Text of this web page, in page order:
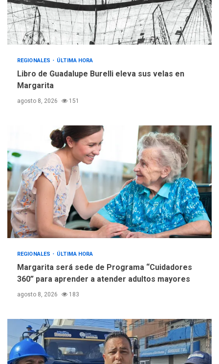
3
adquiridas en un año de
gestión
4
REGIONALES ÚLTIMA HORA
«Juan Bautista Arismendi» a
la altura de Macho Muerto
trabajan en diplomado para
creación y manejo de
estadísticas de turismo
REGIONALES ÚLTIMA HORA
Libro de Guadalupe Burelli eleva sus velas en
Margarita
agosto 8, 2026 151
REGIONALES ÚLTIMA HORA
Margarita será sede de Programa “Cuidadores
360” para aprender a atender adultos mayores
agosto 8, 2026 183